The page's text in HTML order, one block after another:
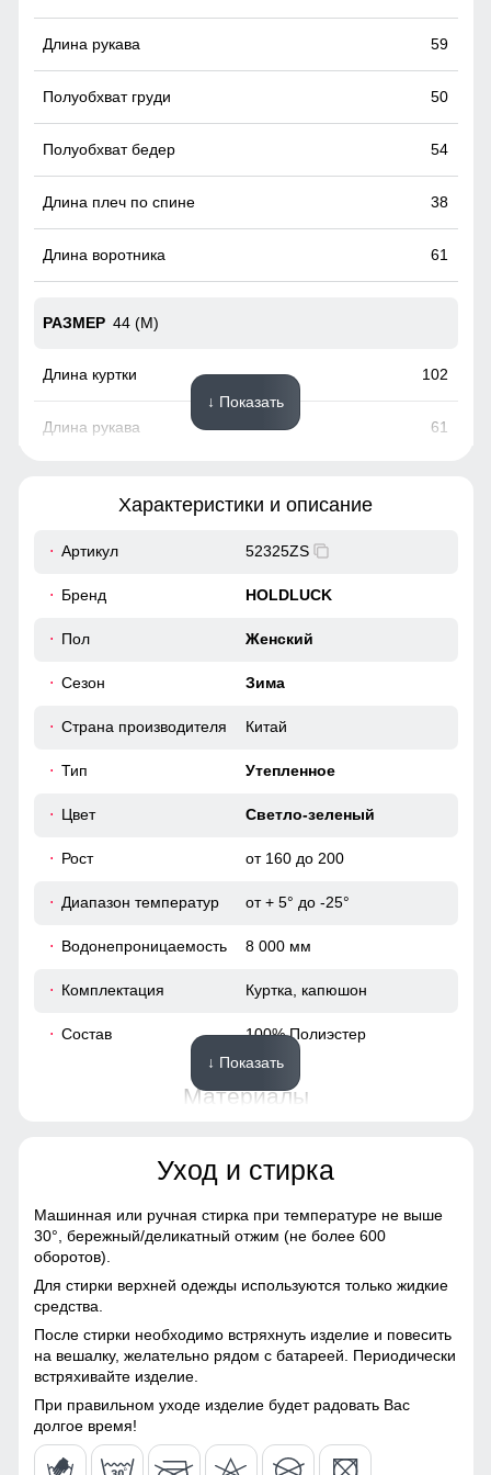
Капюшон предназначен для защиты головы от
дождь
Ветрозащитная планка нужна для защиты от ветра и
через молнию куртки.
Ветрозащитная планка нужна для защиты от ветра и
холодного воздуха который может проникнуть внутрь
через молнию куртки.
Водонепроницаемость: 8 000 мм
Ткань куртки обработана водоотталкивающей пропиткой
снаружи и антибактериальной внутри.
Водонепроницаемая мембрана обеспечивает
превосходную защиту при мокром снеге или ледяном
дожде и оперативно отводит влагу от тела наружу,
59
50
54
38
61
44 (M)
102
61
41
↓ Показать
Характеристики и описание
Артикул 52325ZS
Бренд HOLDLUCK
Пол Женский
Сезон Зима
Страна производителя Китай
Тип Утепленное
Цвет Светло-зеленый
Рост от 160 до 200
Диапазон температур от + 5° до -25°
Водонепроницаемость 8 000 мм
Комплектация Куртка, капюшон
Состав 100% Полиэстер
Материалы
Натуральные материалы,
Полиэстер, Плащевка,
Экологичные материалы
Материал подкладки
капюшона
Материал наполнителя
Особенность ткани
ткань
↓ Показать
Уход и стирка
Машинная или ручная стирка при температуре не выше
30°, бережный/деликатный отжим (не более 600
оборотов).
Для стирки верхней одежды используются только жидкие
средства.
После стирки необходимо встряхнуть изделие и повесить
на вешалку, желательно рядом с батареей. Периодически
встряхивайте изделие.
При правильном уходе изделие будет радовать Вас
долгое время!